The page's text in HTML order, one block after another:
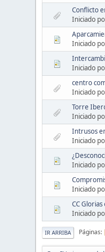
Conflicto
Iniciado
Iniciado
Iniciado
centro
Iniciado
Torre
Iniciado
Intrusos
Iniciado
Iniciado
Iniciado
CC
Iniciado
IR ARRIBA Páginas